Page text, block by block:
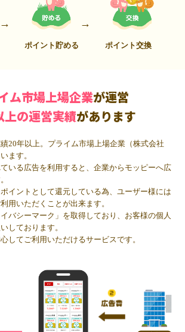
ポイント貯める ポイント交換
ム市場上場企業が運営
上の運営実績があります
20年以上。プライム市場上場企業（株式会社
ます。
いる広告を利用すると、企業からモッピーへ広
イントとして還元している為、ユーザー様には
用いただくことが出来ます。
バシーマーク」を取得しており、お客様の個人
しております。
してご利用いただけるサービスです。